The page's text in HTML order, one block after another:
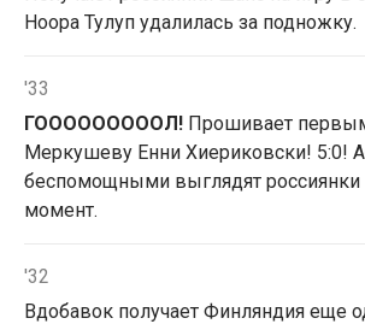
Ноора Тулуп удалилась за подножку.
'33
ГОООООООООЛ! Прошивает
Меркушеву Енни Хиериковски! 5:0!
беспомощными выглядят
момент.
'32
Вдобавок получает Финляндия еще